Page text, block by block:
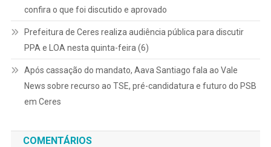
confira o que foi discutido e aprovado
Prefeitura de Ceres realiza audiência pública para discutir
PPA e LOA nesta quinta-feira (6)
Após cassação do mandato, Aava Santiago fala ao Vale
News sobre recurso ao TSE, pré-candidatura e futuro do PSB
em Ceres
COMENTÁRIOS